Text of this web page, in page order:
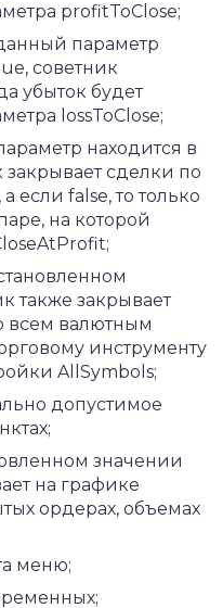
profitToClose;
параметр
советник
убыток будет
lossToClose;
находится в
сделки по
если false, то только
на которой
также закрывает
всем валютным
инструменту
AllSymbols;
допустимое
значении
на графике
ордерах, объемах
меню;